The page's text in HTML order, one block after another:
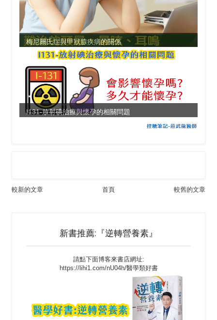
梅尼爾氏症與甲狀腺疾病的關係
I131-放射碘治療與懷孕的相關問題
較新的文章 較舊的文章
首頁
新書推薦:『逆轉營養素』
請點下面博客來書店網址:
https://lihi1.com/nU04h/醫學類好書